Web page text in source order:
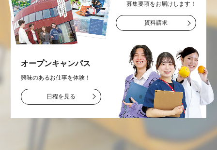
募集要項をお届け します！
資料請求
オープンキャンパス
興味のあるお仕事を体験！
日程を見る